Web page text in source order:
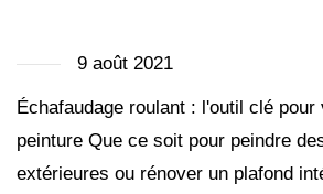
9 août 2021
Échafaudage roulant : l'outil clé
peinture Que ce soit pour peindre
extérieures ou rénover un plafond